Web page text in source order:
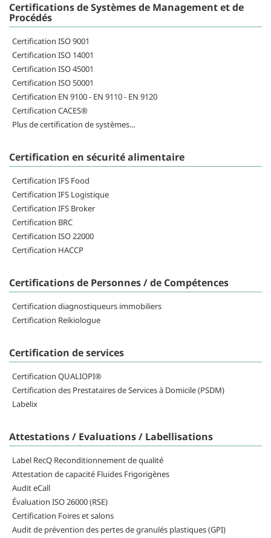
Certifications de Systèmes de Management et de
Procédés
Certification ISO 9001
Certification ISO 14001
Certification ISO 45001
Certification ISO 50001
Certification EN 9100 - EN 9110 - EN 9120
Certification CACES®
Plus de certification de systèmes...
Certification en sécurité alimentaire
Certification IFS Food
Certification IFS Logistique
Certification IFS Broker
Certification BRC
Certification ISO 22000
Certification HACCP
Certifications de Personnes / de Compétences
Certification diagnostiqueurs immobiliers
Certification Reikiologue
Certification de services
Certification QUALIOPI®
Certification des Prestataires de Services à Domicile (PSDM)
Labelix
Attestations / Evaluations / Labellisations
Label RecQ Reconditionnement de qualité
Attestation de capacité Fluides Frigorigènes
Audit eCall
Évaluation ISO 26000 (RSE)
Certification Foires et salons
Audit de prévention des pertes de granulés plastiques (GPI)